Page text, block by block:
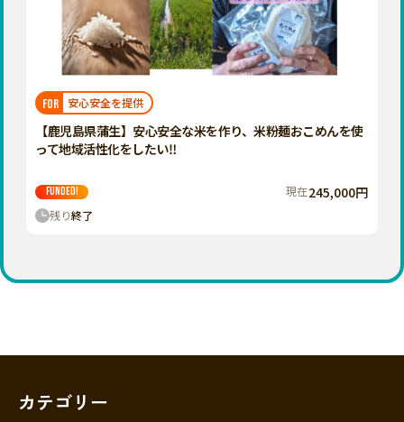
佐賀
熊本
鹿児島
FOR 安心安全を提供
【鹿児島県蒲生】安心安全な米を作り、米粉麺おこめんを使
って地域活性化をしたい‼️
FUNDED! 現在245,000円
残り終了
カテゴリー